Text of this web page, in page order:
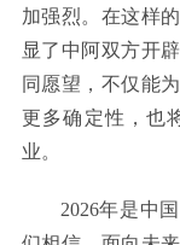
加强烈。在这样
显了中阿双方开
同愿望，不仅能
更多确定性，也
业。
2026年是中国